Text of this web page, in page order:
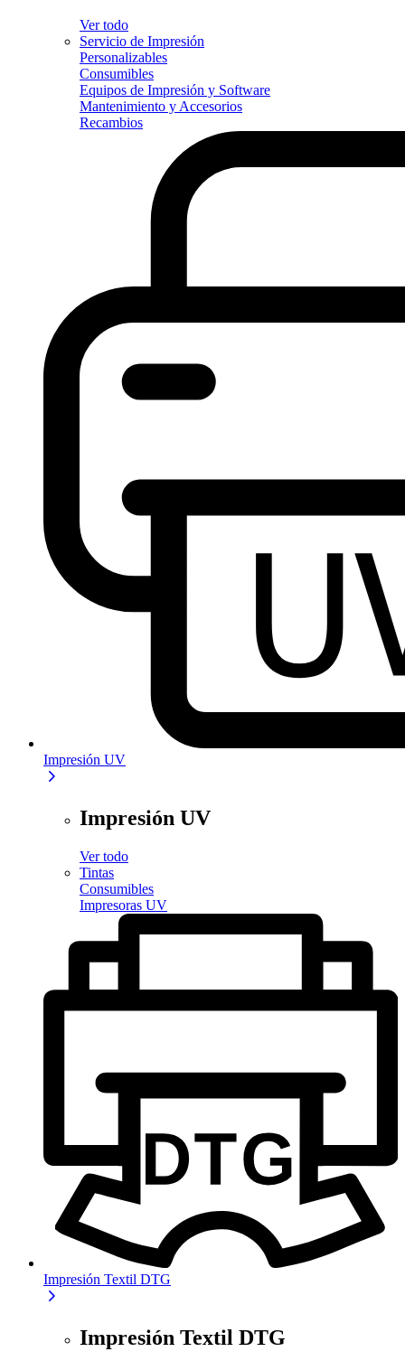
Ver todo
Servicio de Impresión
Personalizables
Consumibles
Equipos de Impresión y Software
Mantenimiento y Accesorios
Recambios
Impresión UV
Impresión UV
Ver todo
Tintas
Consumibles
Impresoras UV
Impresión Textil DTG
Impresión Textil DTG